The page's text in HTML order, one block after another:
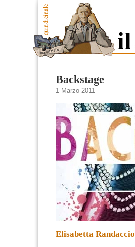
Backstage
1 Marzo 2011
Elisabetta Randaccio